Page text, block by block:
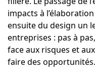
impacts à
ensuite du design un
entreprises : pas à
face aux risques et
faire des opportunités.